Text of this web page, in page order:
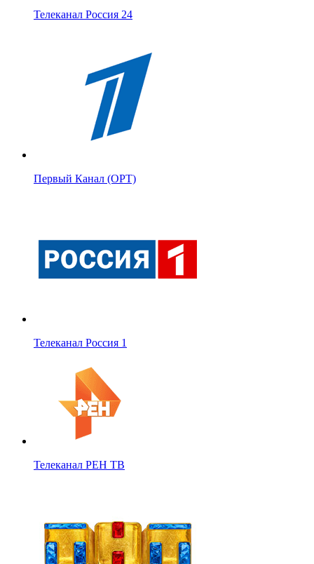
Телеканал Россия 24
Первый Канал (ОРТ)
Телеканал Россия 1
Телеканал РЕН ТВ